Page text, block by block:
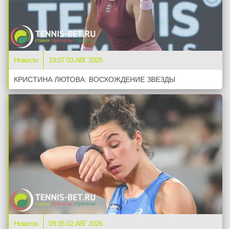
Новости 19:07 03 АВГ 2026
КРИСТИНА ЛЮТОВА: ВОСХОЖДЕНИЕ ЗВЕЗДЫ
Новости 09:35 02 АВГ 2026